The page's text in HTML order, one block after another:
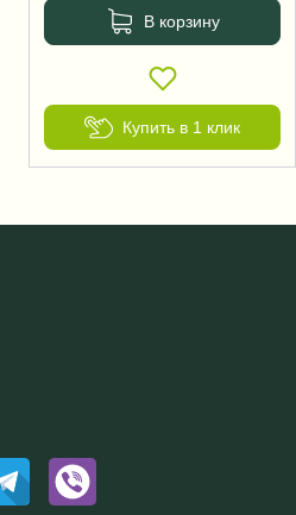
В корзину
Купить в 1 клик